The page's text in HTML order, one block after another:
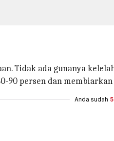
Tidak ada gunanya
persen dan
Anda sudah